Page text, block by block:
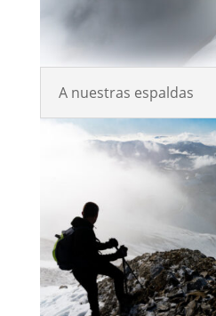
A nuestras espaldas